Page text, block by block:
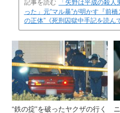
記事を読む
「矢野は平成の殺
った」元“マル暴”が明かす『前
の正体”《死刑囚獄中手記を読ん
“鉄の掟”を破ったヤクザの行く